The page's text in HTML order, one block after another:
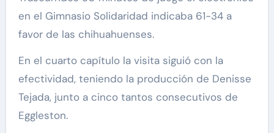
en el Gimnasio Solidaridad indicaba 61-34 a
favor de las chihuahuenses.
En el cuarto capítulo la visita siguió con la
efectividad, teniendo la producción de Denisse
Tejada, junto a cinco tantos consecutivos de
Eggleston.